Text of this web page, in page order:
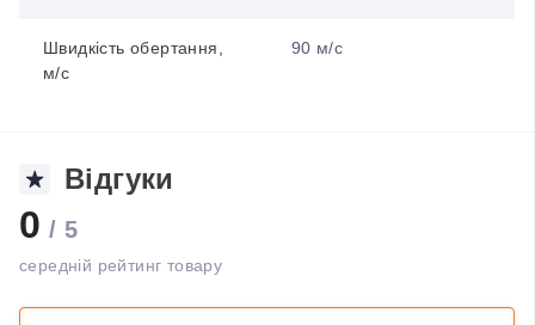
Швидкість обертання,
м/с
90 м/с
Відгуки
0 / 5
середній рейтинг товару